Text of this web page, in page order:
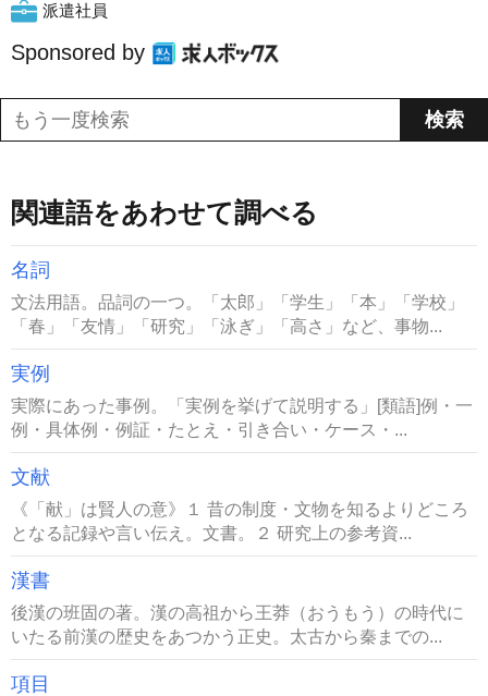
派遣社員
Sponsored by
関連語をあわせて調べる
名詞
文法用語。品詞の一つ。「太郎」「学生」「本」「学校」
「春」「友情」「研究」「泳ぎ」「高さ」など、事物...
実例
実際にあった事例。「実例を挙げて説明する」[類語]例・一
例・具体例・例証・たとえ・引き合い・ケース・...
文献
《「献」は賢人の意》１ 昔の制度・文物を知るよりどころ
となる記録や言い伝え。文書。２ 研究上の参考資...
漢書
後漢の班固の著。漢の高祖から王莽（おうもう）の時代に
いたる前漢の歴史をあつかう正史。太古から秦までの...
項目